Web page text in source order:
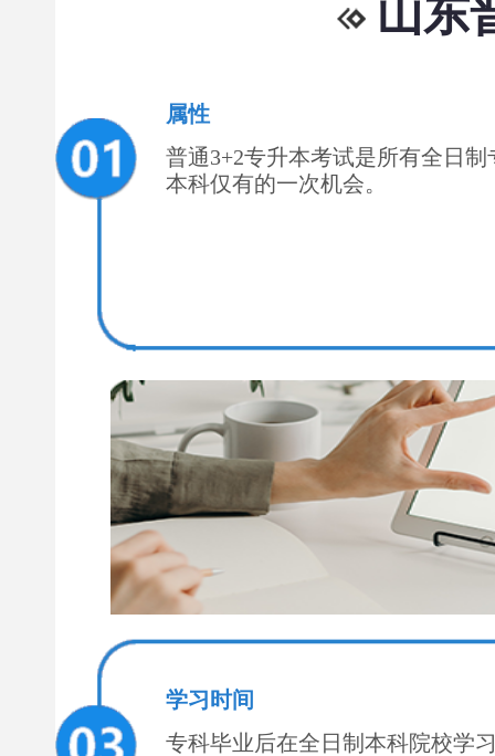
山东
属性
普通3+2专升本考试是所有全日
本科仅有的一次机会。
学习时间
专科毕业后在全日制本科院校学